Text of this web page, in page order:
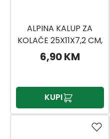
ALPINA KALUP ZA
KOLAČE 25X11X7,2 CM,
0,4 MM
6,90 KM
KUPI